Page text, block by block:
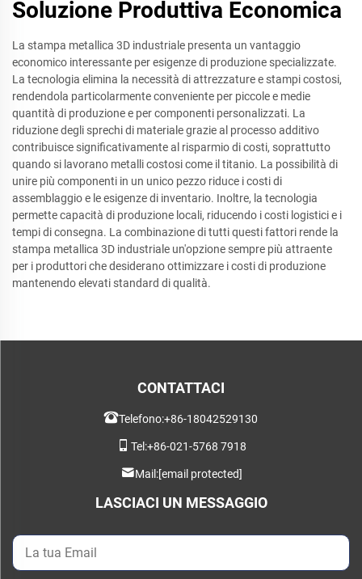
Soluzione Produttiva Economica
La stampa metallica 3D industriale presenta un vantaggio
economico interessante per esigenze di produzione specializzate.
La tecnologia elimina la necessità di attrezzature e stampi costosi,
rendendola particolarmente conveniente per piccole e medie
quantità di produzione e per componenti personalizzati. La
riduzione degli sprechi di materiale grazie al processo additivo
contribuisce significativamente al risparmio di costi, soprattutto
quando si lavorano metalli costosi come il titanio. La possibilità di
unire più componenti in un unico pezzo riduce i costi di
assemblaggio e le esigenze di inventario. Inoltre, la tecnologia
permette capacità di produzione locali, riducendo i costi logistici e i
tempi di consegna. La combinazione di tutti questi fattori rende la
stampa metallica 3D industriale un'opzione sempre più attraente
per i produttori che desiderano ottimizzare i costi di produzione
mantenendo elevati standard di qualità.
CONTATTACI
Telefono:+86-18042529130
Tel:+86-021-5768 7918
Mail:[email protected]
LASCIACI UN MESSAGGIO